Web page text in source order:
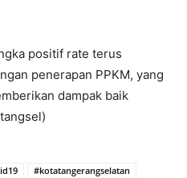
positif rate terus
penerapan PPKM, yang
dampak baik
#kotatangerangselatan